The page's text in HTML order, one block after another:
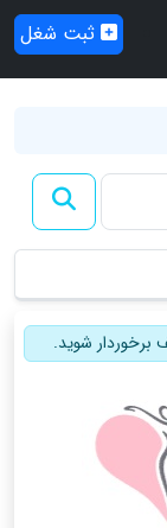
ثبت شغل
برخوردار شوید.